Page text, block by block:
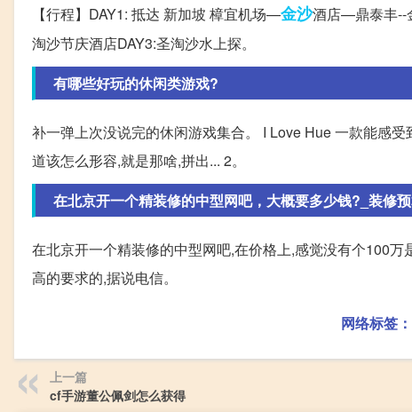
【行程】DAY1: 抵达 新加坡 樟宜机场—金沙酒店—鼎泰丰--
淘沙节庆酒店DAY3:圣淘沙水上探。
有哪些好玩的休闲类游戏?
补一弹上次没说完的休闲游戏集合。 I Love Hue 一款能感
道该怎么形容,就是那啥,拼出... 2。
在北京开一个精装修的中型网吧，大概要多少钱?_装修
在北京开一个精装修的中型网吧,在价格上,感觉没有个100
高的要求的,据说电信。
网络标签：
上一篇
cf手游董公佩剑怎么获得